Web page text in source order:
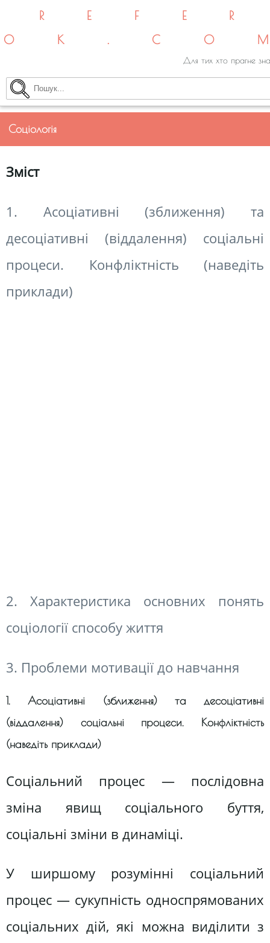
Для тих хто прагне
Соціологія
Зміст
1. Асоціативні (зближення) та
десоціативні (віддалення) соціальні
процеси. Конфліктність (наведіть
приклади)
2. Характеристика основних понять
соціології способу життя
3. Проблеми мотивації до навчання
1. Асоціативні (зближення) та десоціативні
(віддалення) соціальні процеси. Конфліктність
(наведіть приклади)
Соціальний процес — послідовна
зміна явищ соціального буття,
соціальні зміни в динаміці.
У ширшому розумінні соціальний
процес — сукупність односпрямованих
соціальних дій, які можна виділити з